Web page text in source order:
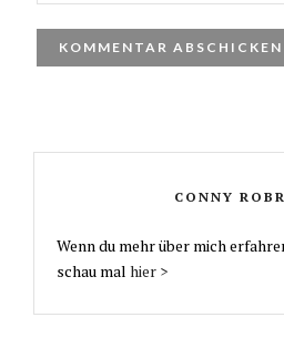
CONNY
Wenn du mehr über mich
schau mal hier >